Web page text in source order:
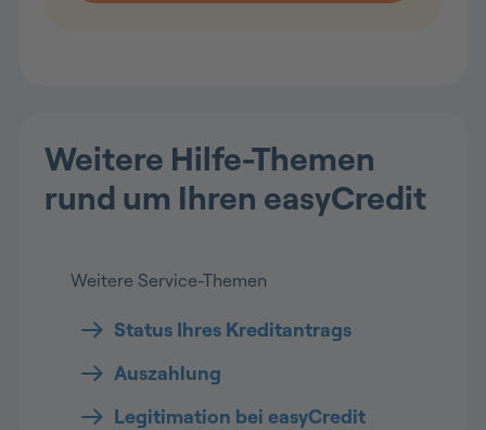
Weitere Hilfe-Themen
rund um Ihren easyCredit
Weitere Service-Themen
Status Ihres Kreditantrags
Auszahlung
Legitimation bei easyCredit